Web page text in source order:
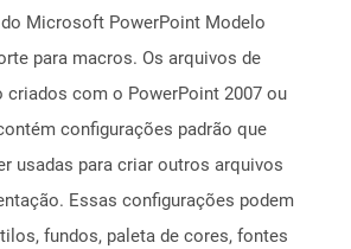
Microsoft PowerPoint Modelo
para macros. Os arquivos de
criados com o PowerPoint 2007 ou
configurações padrão que
usadas para criar outros arquivos
Essas configurações podem
fundos, paleta de cores, fontes